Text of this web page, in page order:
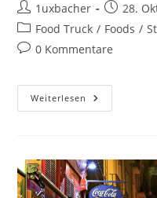
1uxbacher
28.
Food Truck / Foods /
0 Kommentare
Weiterlesen